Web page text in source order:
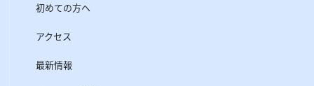
初めての方へ
アクセス
最新情報